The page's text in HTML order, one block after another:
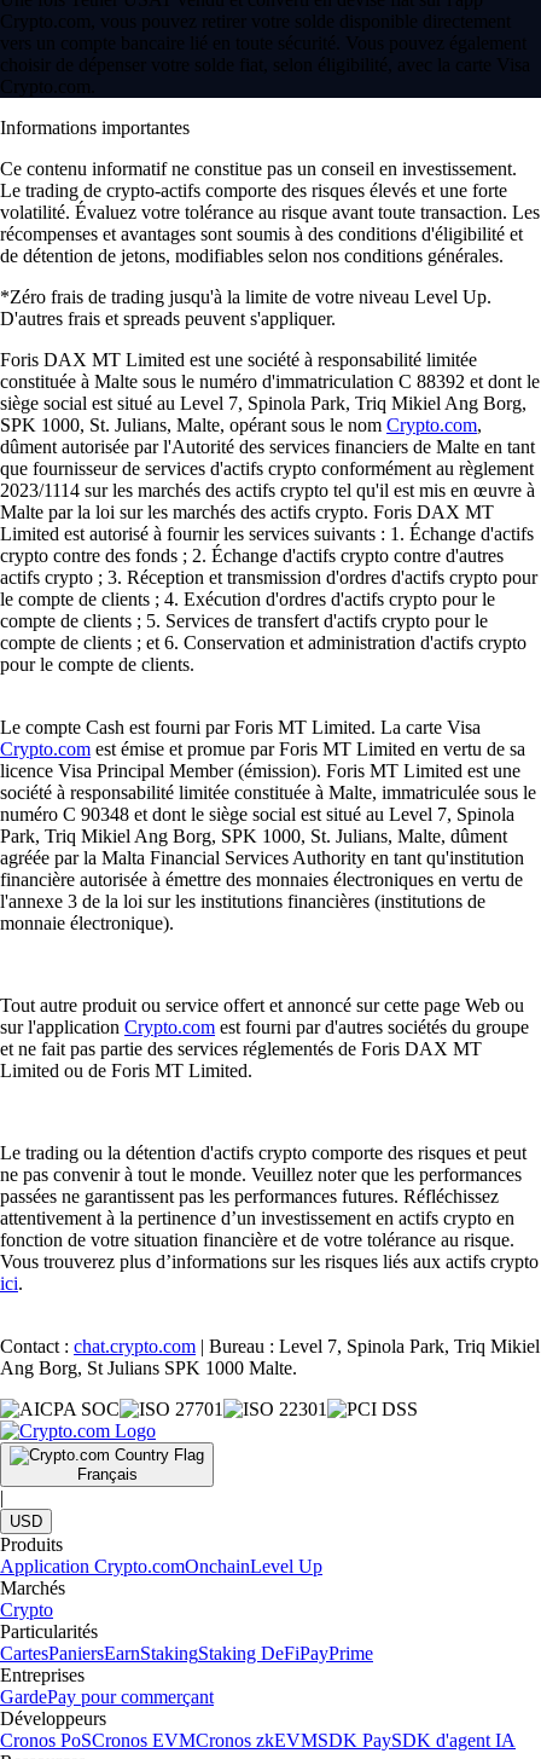
Crypto.com, vous pouvez retirer votre solde disponible directement
vers un compte bancaire lié en toute sécurité. Vous pouvez également
choisir de dépenser votre solde fiat, selon éligibilité, avec la carte Visa
Crypto.com.
Informations importantes
Ce contenu informatif ne constitue pas un conseil en investissement.
Le trading de crypto-actifs comporte des risques élevés et une forte
volatilité. Évaluez votre tolérance au risque avant toute transaction. Les
récompenses et avantages sont soumis à des conditions d'éligibilité et
de détention de jetons, modifiables selon nos conditions générales.
*Zéro frais de trading jusqu'à la limite de votre niveau Level Up.
D'autres frais et spreads peuvent s'appliquer.
Foris DAX MT Limited est une société à responsabilité limitée
constituée à Malte sous le numéro d'immatriculation C 88392 et dont le
siège social est situé au Level 7, Spinola Park, Triq Mikiel Ang Borg,
SPK 1000, St. Julians, Malte, opérant sous le nom Crypto.com,
dûment autorisée par l'Autorité des services financiers de Malte en tant
que fournisseur de services d'actifs crypto conformément au règlement
2023/1114 sur les marchés des actifs crypto tel qu'il est mis en œuvre à
Malte par la loi sur les marchés des actifs crypto. Foris DAX MT
Limited est autorisé à fournir les services suivants : 1. Échange d'actifs
crypto contre des fonds ; 2. Échange d'actifs crypto contre d'autres
actifs crypto ; 3. Réception et transmission d'ordres d'actifs crypto pour
le compte de clients ; 4. Exécution d'ordres d'actifs crypto pour le
compte de clients ; 5. Services de transfert d'actifs crypto pour le
compte de clients ; et 6. Conservation et administration d'actifs crypto
pour le compte de clients.
Le compte Cash est fourni par Foris MT Limited. La carte Visa
Crypto.com est émise et promue par Foris MT Limited en vertu de sa
licence Visa Principal Member (émission). Foris MT Limited est une
société à responsabilité limitée constituée à Malte, immatriculée sous le
numéro C 90348 et dont le siège social est situé au Level 7, Spinola
Park, Triq Mikiel Ang Borg, SPK 1000, St. Julians, Malte, dûment
agréée par la Malta Financial Services Authority en tant qu'institution
financière autorisée à émettre des monnaies électroniques en vertu de
l'annexe 3 de la loi sur les institutions financières (institutions de
monnaie électronique).
Tout autre produit ou service offert et annoncé sur cette page Web ou
sur l'application Crypto.com est fourni par d'autres sociétés du groupe
et ne fait pas partie des services réglementés de Foris DAX MT
Limited ou de Foris MT Limited.
Le trading ou la détention d'actifs crypto comporte des risques et peut
ne pas convenir à tout le monde. Veuillez noter que les performances
passées ne garantissent pas les performances futures. Réfléchissez
attentivement à la pertinence d’un investissement en actifs crypto en
fonction de votre situation financière et de votre tolérance au risque.
Vous trouverez plus d’informations sur les risques liés aux actifs crypto
ici.
Contact : chat.crypto.com | Bureau : Level 7, Spinola Park, Triq Mikiel
Ang Borg, St Julians SPK 1000 Malte.
Français
|
USD
Produits
Application Crypto.comOnchainLevel Up
Marchés
Crypto
Particularités
CartesPaniersEarnStakingStaking DeFiPayPrime
Entreprises
GardePay pour commerçant
Développeurs
Cronos PoSCronos EVMCronos zkEVMSDK PaySDK d'agent IA